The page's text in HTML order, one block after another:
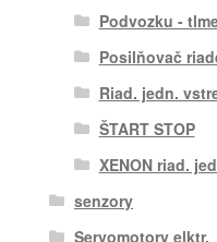
Podvozku -
Posilňovač
Riad. jedn.
ŠTART STOP
XENON riad.
senzory
Servomotory elktr.